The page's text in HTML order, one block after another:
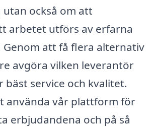
också om att
arbetet utförs av erfarna
att få flera alternativ
avgöra vilken leverantör
bäst service och kvalitet.
använda vår plattform för
erbjudandena och på så